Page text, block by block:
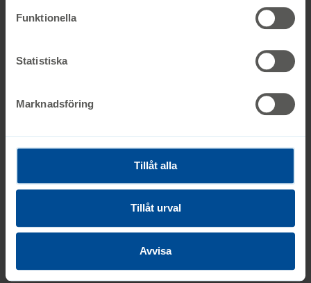
Funktionella
Statistiska
Marknadsföring
Tillåt alla
Tillåt urval
Avvisa
Köp ved från oss!
Kontakta oss
Sidan uppdaterad: 2025-06-12